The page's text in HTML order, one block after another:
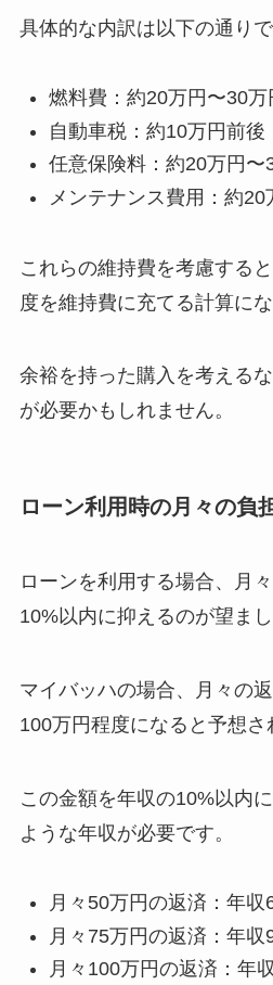
具体的な内訳は以下の通りで
燃料費：約20万円〜30万
自動車税：約10万円前後
任意保険料：約20万円〜
メンテナンス費用：約20
これらの維持費を考慮する
度を維持費に充てる計算にな
余裕を持った購入を考える
が必要かもしれません。
ローン利用時の月々の負
ローンを利用する場合、月
10%以内に抑えるのが望まし
マイバッハの場合、月々の
100万円程度になると予想さ
この金額を年収の10%以内
ような年収が必要です。
月々50万円の返済：年収
月々75万円の返済：年収
月々100万円の返済：年